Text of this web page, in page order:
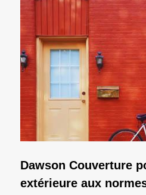
Dawson Couverture
extérieure aux